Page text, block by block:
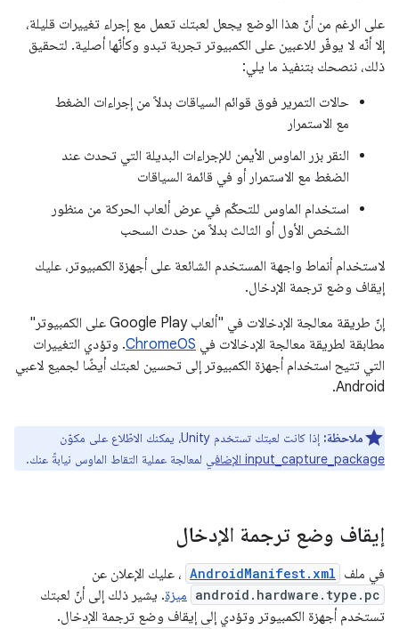
على الرغم من أنّ هذا الوضع يجعل لعبتك تعمل مع إجراء تغييرات قليلة،
إلا أنّه لا يوفّر للاعبين على الكمبيوتر تجربة تبدو وكأنّها أصلية. لتحقيق
ذلك، ننصحك بتنفيذ ما يلي:
حالات التمرير فوق قوائم السياقات بدلاً من إجراءات الضغط
مع الاستمرار
النقر بزر الماوس الأيمن للإجراءات البديلة التي تحدث عند
الضغط مع الاستمرار أو في قائمة السياقات
استخدام الماوس للتحكّم في عرض ألعاب الحركة من منظور
الشخص الأول أو الثالث بدلاً من حدث السحب
لاستخدام أنماط واجهة المستخدم الشائعة على أجهزة الكمبيوتر، عليك
إيقاف وضع ترجمة الإدخال.
إنّ طريقة معالجة الإدخالات في "ألعاب Google Play على الكمبيوتر"
مطابقة لطريقة معالجة الإدخالات في ChromeOS. وتؤدي التغييرات
التي تتيح استخدام أجهزة الكمبيوتر إلى تحسين لعبتك أيضًا لجميع لاعبي
Android.
ملاحظة: إذا كانت لعبتك تستخدم Unity، يمكنك الاطّلاع على مكوّن
input_capture_package الإضافي
لمعالجة عملية التقاط الماوس نيابةً عنك.
إيقاف وضع ترجمة الإدخال
في ملف AndroidManifest.xml ، عليك الإعلان عن
android.hardware.type.pc ميزة. يشير ذلك إلى أنّ لعبتك
تستخدم أجهزة الكمبيوتر وتؤدي إلى إيقاف وضع ترجمة الإدخال.